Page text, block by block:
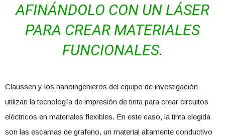
AFINÁNDOLO CON UN LÁSER
PARA CREAR MATERIALES
FUNCIONALES.
Claussen y los nanoingenieros del equipo de investigación
utilizan la tecnología de impresión de tinta para crear circuitos
eléctricos en materiales flexibles. En este caso, la tinta elegida
son las escamas de grafeno, un material altamente conductivo